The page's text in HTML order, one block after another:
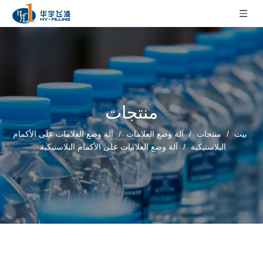
منتجات
بيت / منتجات / آلة وضع العلامات / آلة وضع العلامات على الأكمام
البلاستيكية / آلة وضع العلامات على الأكمام البلاستيكية